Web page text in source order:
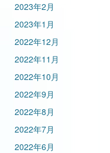
2023年2月
2023年1月
2022年12月
2022年11月
2022年10月
2022年9月
2022年8月
2022年7月
2022年6月